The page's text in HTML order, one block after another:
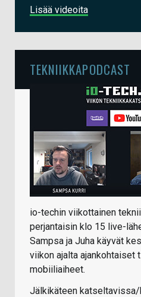
Lisää videoita
TEKNIIKKAPODCAST
io-techin viikottainen
perjantaisin klo 15 live-
Sampsa ja Juha käyvät
viikon ajalta ajankohtaiset
mobiiliaiheet.
Jälkikäteen katseltavissa/